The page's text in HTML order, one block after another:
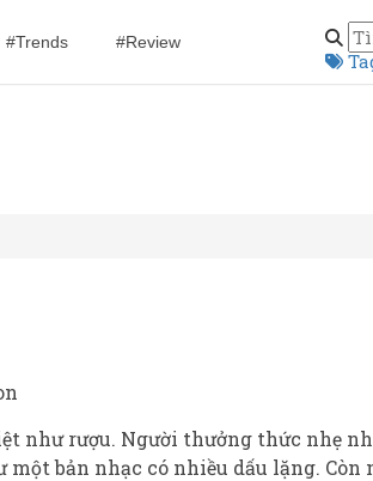
#Trends #Review
như rượu. Người thưởng thức nhẹ
bản nhạc có nhiều dấu lặng. Còn